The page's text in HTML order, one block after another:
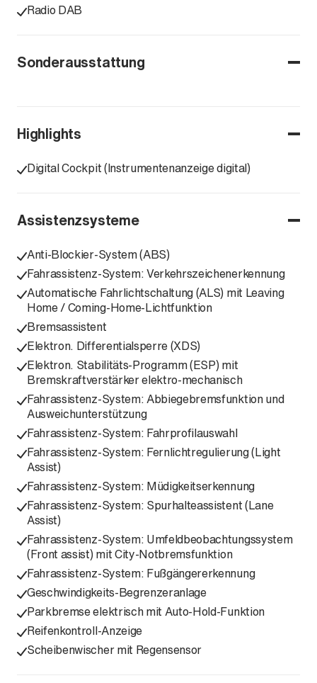
Radio DAB
Sonderausstattung
Highlights
Digital Cockpit (Instrumentenanzeige digital)
Assistenzsysteme
Anti-Blockier-System (ABS)
Fahrassistenz-System: Verkehrszeichenerkennung
Automatische Fahrlichtschaltung (ALS) mit Leaving
Home / Coming-Home-Lichtfunktion
Bremsassistent
Elektron. Differentialsperre (XDS)
Elektron. Stabilitäts-Programm (ESP) mit
Bremskraftverstärker elektro-mechanisch
Fahrassistenz-System: Abbiegebremsfunktion und
Ausweichunterstützung
Fahrassistenz-System: Fahrprofilauswahl
Fahrassistenz-System: Fernlichtregulierung (Light
Assist)
Fahrassistenz-System: Müdigkeitserkennung
Fahrassistenz-System: Spurhalteassistent (Lane
Assist)
Fahrassistenz-System: Umfeldbeobachtungssystem
(Front assist) mit City-Notbremsfunktion
Fahrassistenz-System: Fußgängererkennung
Geschwindigkeits-Begrenzeranlage
Parkbremse elektrisch mit Auto-Hold-Funktion
Reifenkontroll-Anzeige
Scheibenwischer mit Regensensor